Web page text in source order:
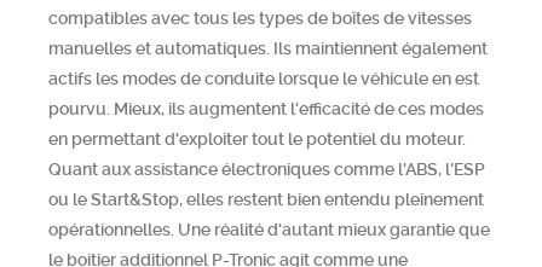
compatibles avec tous les types de boîtes de vitesses
manuelles et automatiques. Ils maintiennent également
actifs les modes de conduite lorsque le véhicule en est
pourvu. Mieux, ils augmentent l'efficacité de ces modes
en permettant d'exploiter tout le potentiel du moteur.
Quant aux assistance électroniques comme l'ABS, l'ESP
ou le Start&Stop, elles restent bien entendu pleinement
opérationnelles. Une réalité d'autant mieux garantie que
le boitier additionnel P-Tronic agit comme une